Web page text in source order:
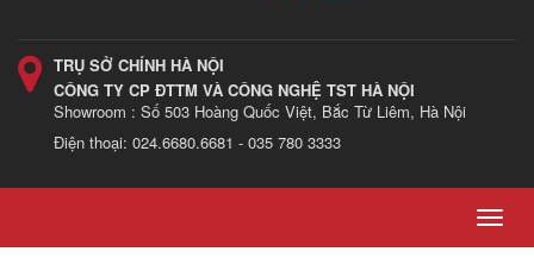
TRỤ SỞ CHÍNH HÀ NỘI
CÔNG TY CP ĐTTM VÀ CÔNG NGHỆ TST HÀ NỘI
Showroom : Số 503 Hoàng Quốc Việt, Bắc Từ Liêm, Hà Nội
Điện thoại: 024.6680.6681 - 035 780 3333